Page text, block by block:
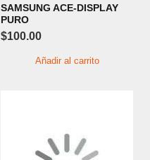
SAMSUNG ACE-DISPLAY
PURO
$100.00
Añadir al carrito